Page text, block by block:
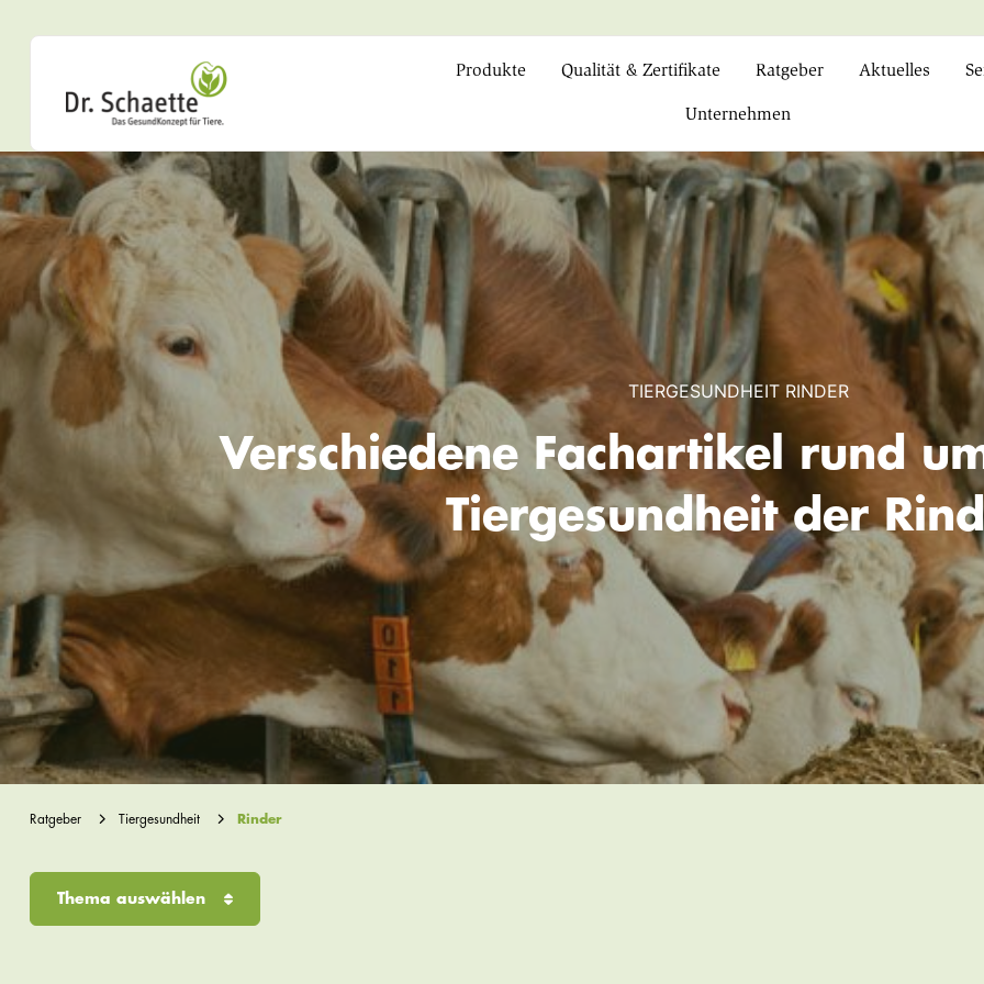
Produkte Qualität & Zertifikate Ratgeber Aktuelles
Unternehmen
TIERGESUNDHEIT RINDER
Verschiedene Fachartikel rund
Tiergesundheit der
Ratgeber Tiergesundheit Rinder
Thema auswählen